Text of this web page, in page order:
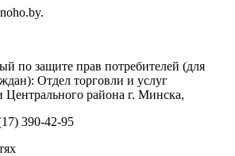
по защите прав потребителей (для
Отдел торговли и услуг
Центрального района г. Минска,
390-42-95